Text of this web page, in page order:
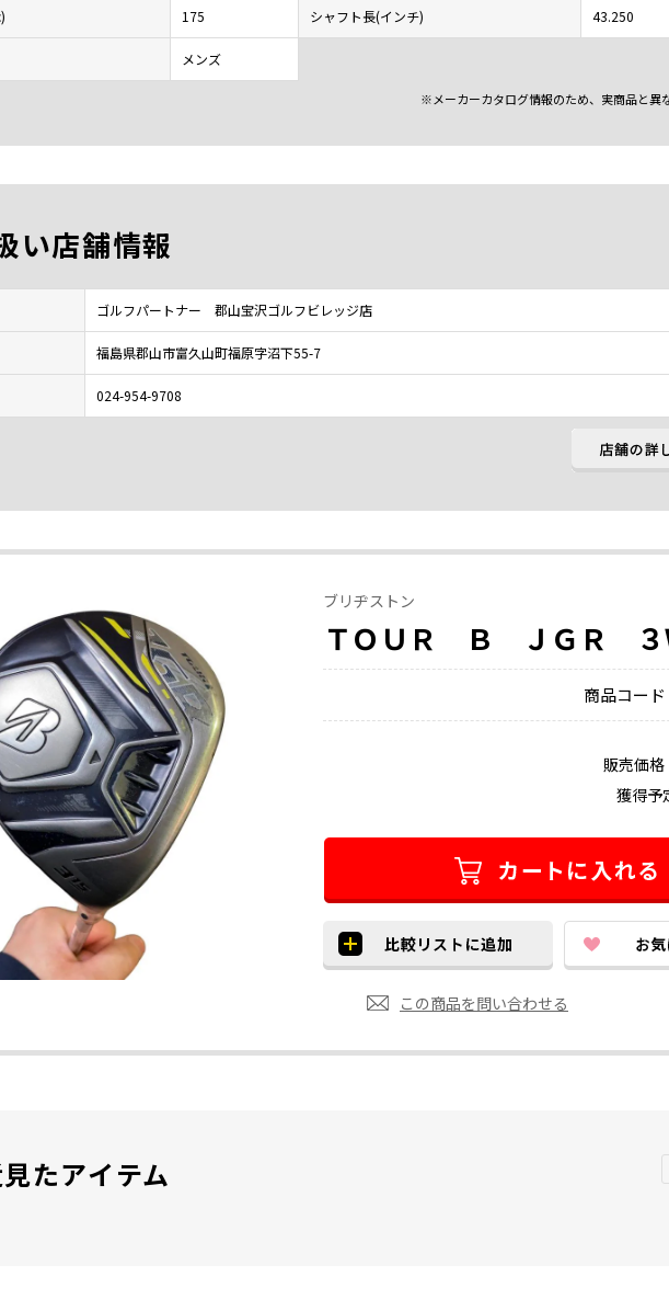
175 シャフト長(インチ) 43.250
メンズ
※メーカーカタログ情報のため、実商品と異
い店舗情報
ゴルフパートナー 郡山宝沢ゴルフビレッジ店
福島県郡山市富久山町福原字沼下55-7
024-954-9708
ブリヂストン
ＴＯＵＲ Ｂ ＪＧＲ ３
商品コー
販売価格
獲得予
この商品を問い合わせる
たアイテム